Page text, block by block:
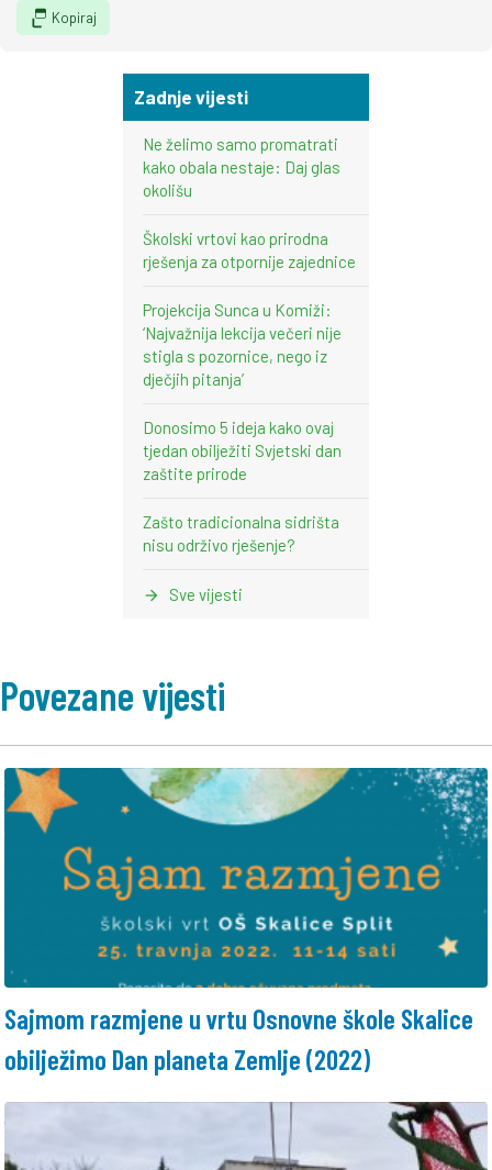
Kopiraj
Zadnje vijesti
Ne želimo samo promatrati
kako obala nestaje: Daj glas
okolišu
Školski vrtovi kao prirodna
rješenja za otpornije zajednice
Projekcija Sunca u Komiži:
‘Najvažnija lekcija večeri nije
stigla s pozornice, nego iz
dječjih pitanja’
Donosimo 5 ideja kako ovaj
tjedan obilježiti Svjetski dan
zaštite prirode
Zašto tradicionalna sidrišta
nisu održivo rješenje?
Sve vijesti
Povezane vijesti
Sajmom razmjene u vrtu Osnovne škole Skalice
obilježimo Dan planeta Zemlje (2022)